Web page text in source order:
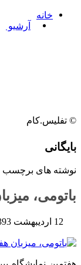
خانه
آرشیو
بایگانی
نوشته های برچسب
باتومی،
12 اردیبهشت 1393
© تفلیس.کام